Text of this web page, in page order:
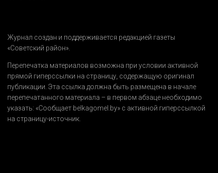
Журнал создан и поддерживается редакцией газеты
«Советский район».
Перепечатка материалов возможна при условии активной
прямой гиперссылки на страницу, содержащую оригинал
публикации. Эта ссылка должна быть размещена в начале
перепечатанного материала – в первом абзаце необходимо
указать: «Сообщает belkagomel.by» с активной гиперссылкой
на страницу-источник.